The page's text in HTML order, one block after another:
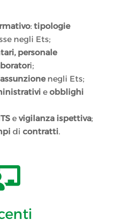
: tipologie
negli Ets;
personale
i;
assunzionenegli Ets;
e obblighi
e vigilanza ispettiva;
di contratti.